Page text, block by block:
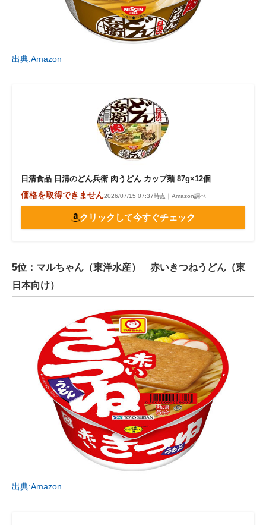
出典:Amazon
日清食品 日清のどん兵衛 肉うどん カップ麺 87g×12個
価格を取得できません2026/07/15 07:37時点｜Amazon調べ
クリックして今すぐチェック
5位：マルちゃん（東洋水産） 赤いきつねうどん（東
日本向け）
出典:Amazon